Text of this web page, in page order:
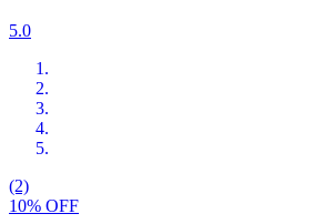
5.0
(2)
10% OFF